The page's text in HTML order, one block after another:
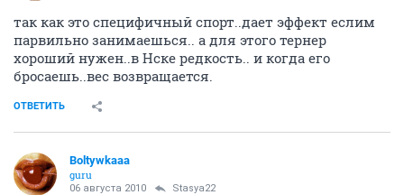
так как это специфичный спорт..дает эффект еслим
парвильно занимаешься.. а для этого тернер
хороший нужен..в Нске редкость.. и когда его
бросаешь..вес возвращается.
ОТВЕТИТЬ
Boltywkaaa
guru
06 августа 2010 Stasya22